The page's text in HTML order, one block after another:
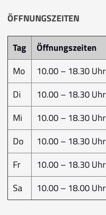
ÖFFNUNGSZEITEN
Tag
Öffnungszeiten
Mo
10.00 – 18.30 Uhr
Di
10.00 – 18.30 Uhr
Mi
10.00 – 18.30 Uhr
Do
10.00 – 18.30 Uhr
Fr
10.00 – 18.30 Uhr
Sa
10.00 – 18.00 Uhr